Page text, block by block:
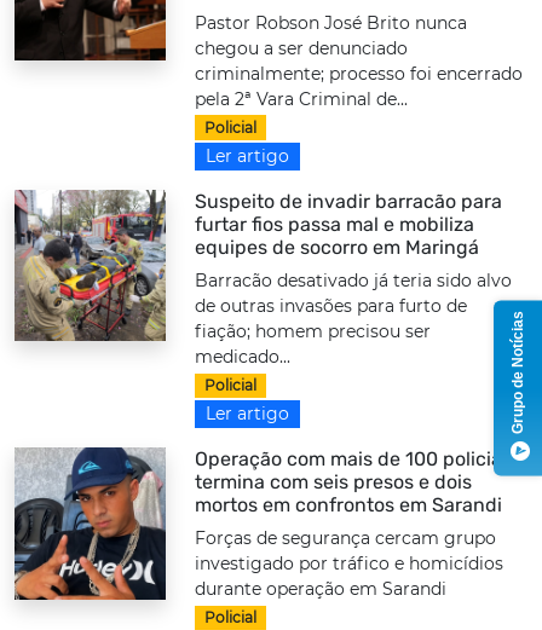
Pastor Robson José Brito nunca
chegou a ser denunciado
criminalmente; processo foi encerrado
pela 2ª Vara Criminal de...
Policial
Ler artigo
Suspeito de invadir barracão para
furtar fios passa mal e mobiliza
equipes de socorro em Maringá
Barracão desativado já teria sido alvo
de outras invasões para furto de
fiação; homem precisou ser
medicado...
Policial
Ler artigo
Operação com mais de 100 policiais
termina com seis presos e dois
mortos em confrontos em Sarandi
Forças de segurança cercam grupo
investigado por tráfico e homicídios
durante operação em Sarandi
Policial
Grupo de Notícias